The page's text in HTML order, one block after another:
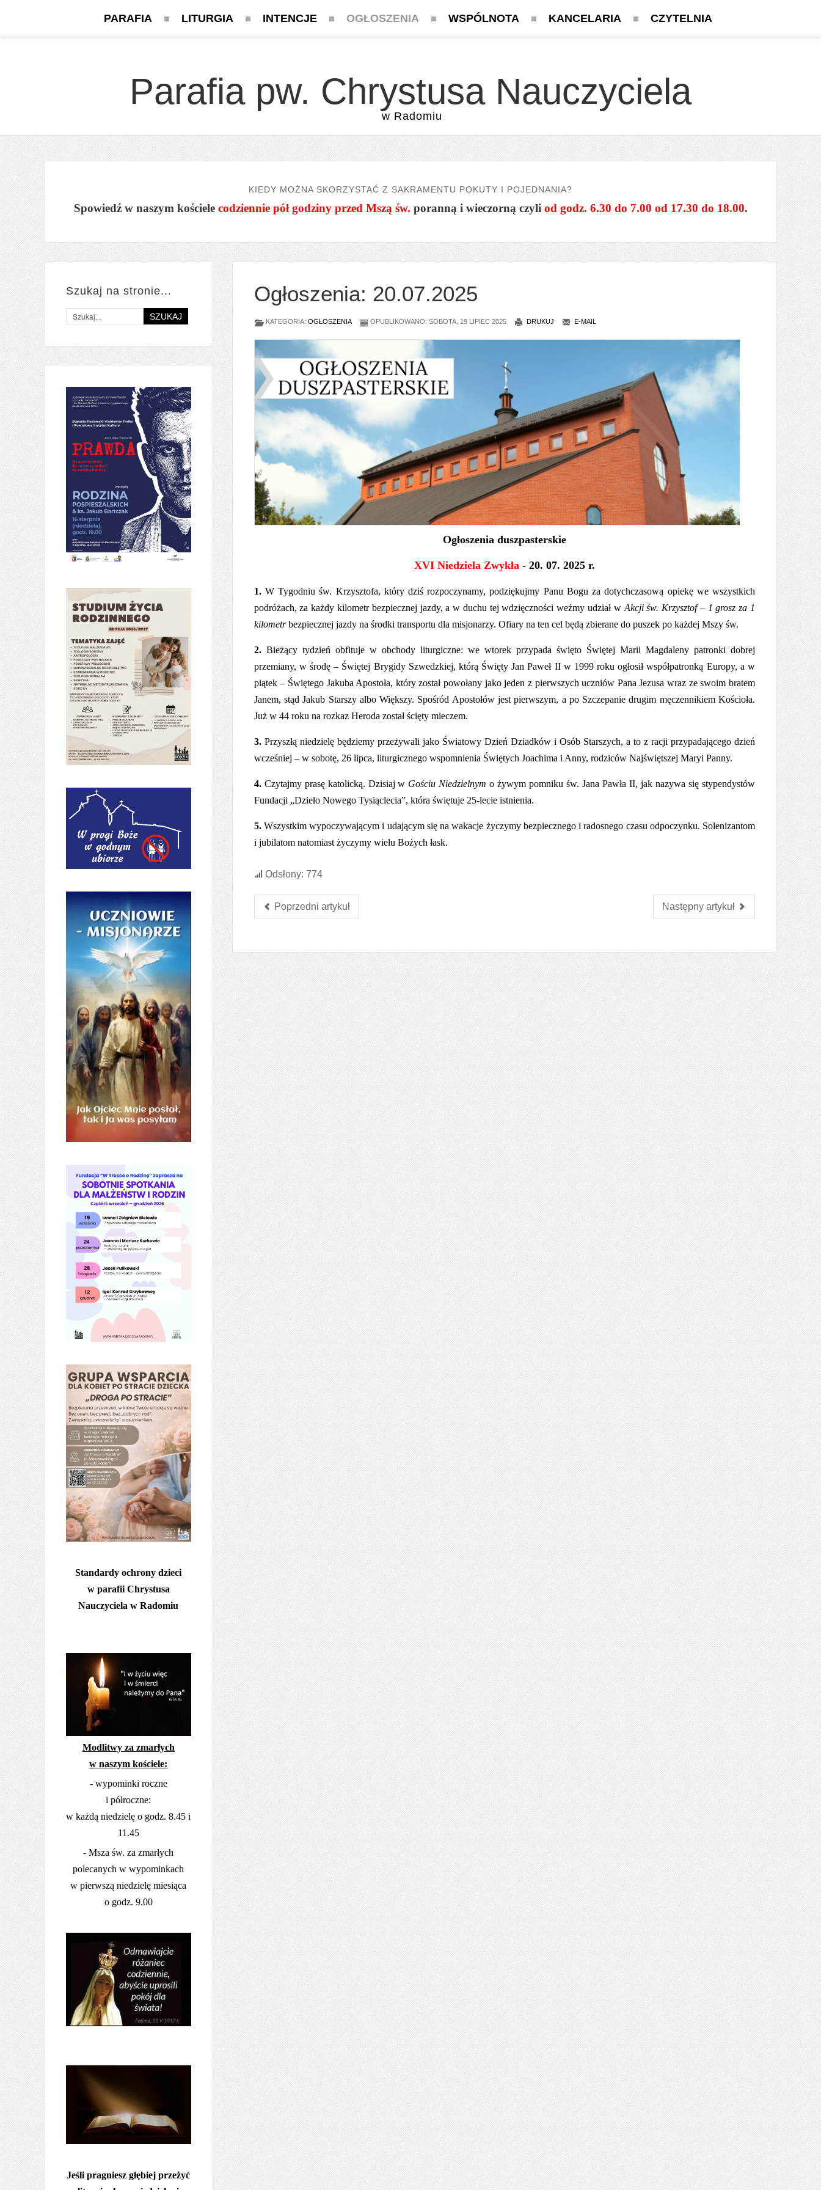
PARAFIA LITURGIA INTENCJE OGŁOSZENIA WSPÓLNOTA KANCELARIA CZYTELNIA
Parafia pw. Chrystusa Nauczyciela
w Radomiu
KIEDY MOŻNA SKORZYSTAĆ Z SAKRAMENTU POKUTY I POJEDNANIA?
Spowiedź w naszym kościelecodziennie pół godziny przed Mszą św. poranną i wieczorną czyli od godz. 6.30 do 7.00 od 17.30 do 18.00.
Szukaj na stronie...
SZUKAJ
Standardy ochrony dzieci
w parafii Chrystusa
Nauczyciela w Radomiu
Modlitwy za zmarłych
w naszym kościele:
- wypominki roczne
i półroczne:
w każdą niedzielę o godz. 8.45 i
11.45
- Msza św. za zmarłych
polecanych w wypominkach
w pierwszą niedzielę miesiąca
o godz. 9.00
Jeśli pragniesz głębiej przeżyć
Ogłoszenia: 20.07.2025
KATEGORIA: OGŁOSZENIA OPUBLIKOWANO: SOBOTA, 19 LIPIEC 2025 DRUKUJ E-MAIL
Ogłoszenia duszpasterskie
XVI Niedziela Zwykła - 20. 07. 2025 r.
1. W Tygodniu św. Krzysztofa, który dziś rozpoczynamy, podziękujmy Panu Bogu za dotychczasową opiekę we wszystkich
podróżach, za każdy kilometr bezpiecznej jazdy, a w duchu tej wdzięczności weźmy udział w Akcji św. Krzysztof – 1 grosz za 1
kilometrbezpiecznej jazdy na środki transportu dla misjonarzy. Ofiary na ten cel będą zbierane do puszek po każdej Mszy św.
2.Bieżący tydzień obfituje w obchody liturgiczne: we wtorek przypada święto Świętej Marii Magdaleny patronki dobrej
przemiany, w środę – Świętej Brygidy Szwedzkiej, którą Święty Jan Paweł II w 1999 roku ogłosił współpatronką Europy, a w
piątek – Świętego Jakuba Apostoła, który został powołany jako jeden z pierwszych uczniów Pana Jezusa wraz ze swoim bratem
Janem, stąd Jakub Starszy albo Większy. Spośród Apostołów jest pierwszym, a po Szczepanie drugim męczennikiem Kościoła.
Już w 44 roku na rozkaz Heroda został ścięty mieczem.
3. Przyszłą niedzielę będziemy przeżywali jako Światowy Dzień Dziadków i Osób Starszych, a to z racji przypadającego dzień
wcześniej – w sobotę, 26 lipca, liturgicznego wspomnienia Świętych Joachima i Anny, rodziców Najświętszej Maryi Panny.
4.Czytajmy prasę katolicką. Dzisiaj w Gościu Niedzielnym o żywym pomniku św. Jana Pawła II, jak nazywa się stypendystów
Fundacji „Dzieło Nowego Tysiąclecia”, która świętuje 25-lecie istnienia.
5.Wszystkim wypoczywającym i udającym się na wakacje życzymy bezpiecznego i radosnego czasu odpoczynku. Solenizantom
i jubilatom natomiast życzymy wielu Bożych łask.
Odsłony: 774
Poprzedni artykuł Następny artykuł